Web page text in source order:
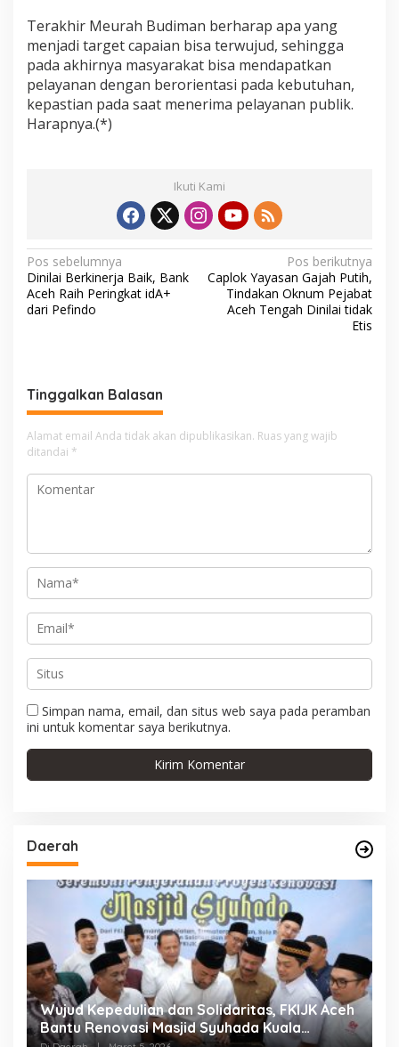
Terakhir Meurah Budiman berharap apa yang
menjadi target capaian bisa terwujud, sehingga
pada akhirnya masyarakat bisa mendapatkan
pelayanan dengan berorientasi pada kebutuhan,
kepastian pada saat menerima pelayanan publik.
Harapnya.(*)
Ikuti Kami
N
a
v
a
s
i
p
o
Pos sebelumnya
Dinilai Berkinerja Baik, Bank
Aceh Raih Peringkat idA+
dari Pefindo
Pos berikutnya
Caplok Yayasan Gajah Putih,
Tindakan Oknum Pejabat
Aceh Tengah Dinilai tidak
Etis
Tinggalkan Balasan
Alamat email Anda tidak akan dipublikasikan. Ruas yang wajib
ditandai *
Simpan nama, email, dan situs web saya pada peramban
ini untuk komentar saya berikutnya.
Daerah
Terapkan Pembelajaran Bernuansa Religi di
Bulan Ramadan, Disdik Aceh Terbitkan Surat